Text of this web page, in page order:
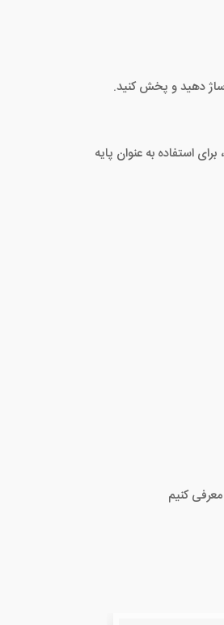
استفاده به عنوان پایه
کنیم